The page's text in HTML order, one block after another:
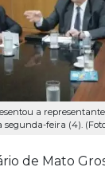
a
feira (4).
de Mato